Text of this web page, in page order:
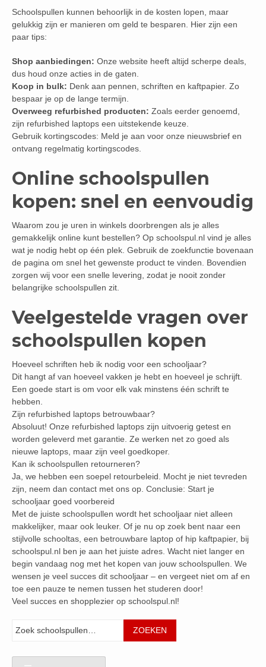
Schoolspullen kunnen behoorlijk in de kosten lopen, maar
gelukkig zijn er manieren om geld te besparen. Hier zijn een
paar tips:
Shop aanbiedingen: Onze website heeft altijd scherpe deals,
dus houd onze acties in de gaten.
Koop in bulk: Denk aan pennen, schriften en kaftpapier. Zo
bespaar je op de lange termijn.
Overweeg refurbished producten: Zoals eerder genoemd,
zijn refurbished laptops een uitstekende keuze.
Gebruik kortingscodes: Meld je aan voor onze nieuwsbrief en
ontvang regelmatig kortingscodes.
Online schoolspullen
kopen: snel en eenvoudig
Waarom zou je uren in winkels doorbrengen als je alles
gemakkelijk online kunt bestellen? Op schoolspul.nl vind je alles
wat je nodig hebt op één plek. Gebruik de zoekfunctie bovenaan
de pagina om snel het gewenste product te vinden. Bovendien
zorgen wij voor een snelle levering, zodat je nooit zonder
belangrijke schoolspullen zit.
Veelgestelde vragen over
schoolspullen kopen
Hoeveel schriften heb ik nodig voor een schooljaar?
Dit hangt af van hoeveel vakken je hebt en hoeveel je schrijft.
Een goede start is om voor elk vak minstens één schrift te
hebben.
Zijn refurbished laptops betrouwbaar?
Absoluut! Onze refurbished laptops zijn uitvoerig getest en
worden geleverd met garantie. Ze werken net zo goed als
nieuwe laptops, maar zijn veel goedkoper.
Kan ik schoolspullen retourneren?
Ja, we hebben een soepel retourbeleid. Mocht je niet tevreden
zijn, neem dan contact met ons op. Conclusie: Start je
schooljaar goed voorbereid
Met de juiste schoolspullen wordt het schooljaar niet alleen
makkelijker, maar ook leuker. Of je nu op zoek bent naar een
stijlvolle schooltas, een betrouwbare laptop of hip kaftpapier, bij
schoolspul.nl ben je aan het juiste adres. Wacht niet langer en
begin vandaag nog met het kopen van jouw schoolspullen. We
wensen je veel succes dit schooljaar – en vergeet niet om af en
toe een pauze te nemen tussen het studeren door!
Veel succes en shopplezier op schoolspul.nl!
ZOEKEN